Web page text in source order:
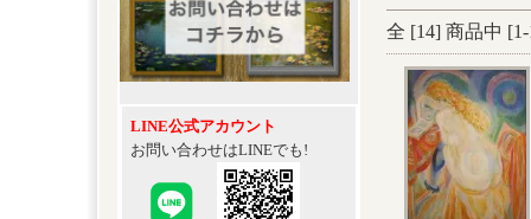
LINE公式アカウント
お問い合わせはLINEでも!
全 [14] 商品中 [1-